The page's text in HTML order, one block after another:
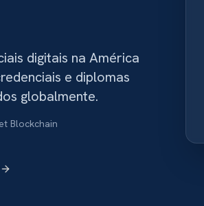
digitais na América
e diplomas
globalmente.
Blockchain